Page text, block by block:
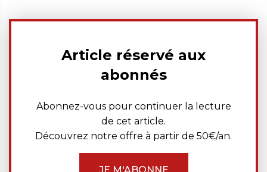
Article réservé aux
abonnés
Abonnez-vous pour continuer la lecture
de cet article.
Découvrez notre offre à partir de 50€/an.